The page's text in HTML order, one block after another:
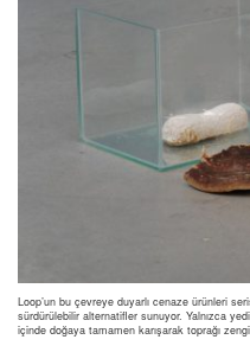
Loop’un bu çevreye duyarlı cenaze ürünleri
sürdürülebilir alternatifler sunuyor. Yalnızca
içinde doğaya tamamen karışarak toprağı